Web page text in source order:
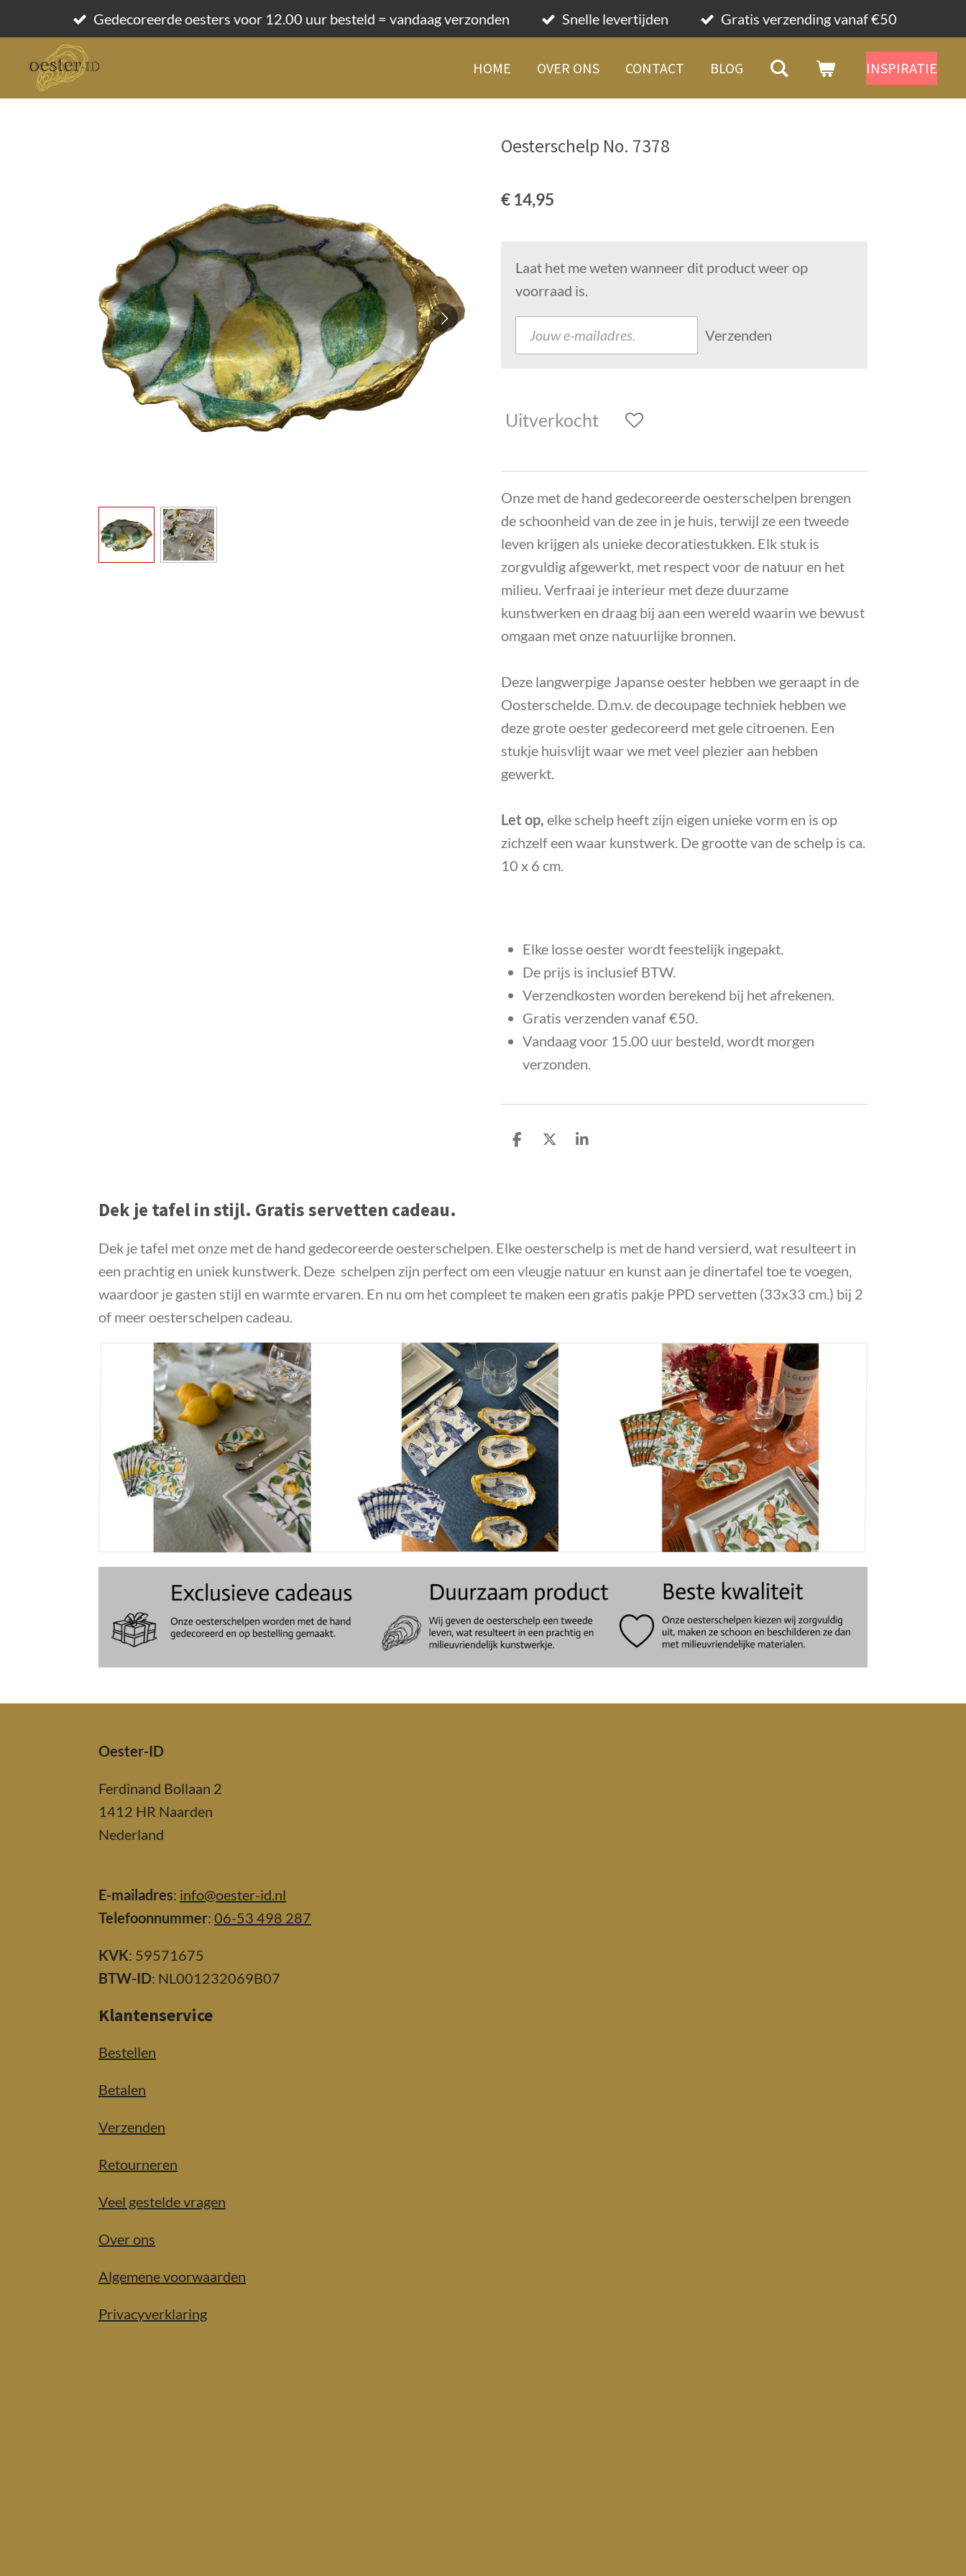
direct
naar
Gedecoreerde oesters voor 12.00 uur besteld = vandaag verzonden Snelle levertijden Gratis verzending vanaf €50
HOME OVER ONS CONTACT BLOG INSPIRATIE
Oesterschelp No. 7378
€ 14,95
Laat het me weten wanneer dit product weer op
voorraad is.
Verzenden
Uitverkocht
Onze met de hand gedecoreerde oesterschelpen brengen
de schoonheid van de zee in je huis, terwijl ze een tweede
leven krijgen als unieke decoratiestukken. Elk stuk is
zorgvuldig afgewerkt, met respect voor de natuur en het
milieu. Verfraai je interieur met deze duurzame
kunstwerken en draag bij aan een wereld waarin we bewust
omgaan met onze natuurlijke bronnen.
Deze langwerpige Japanse oester hebben we geraapt in de
Oosterschelde. D.m.v. de decoupage techniek hebben we
deze grote oester gedecoreerd met gele citroenen. Een
stukje huisvlijt waar we met veel plezier aan hebben
gewerkt.
Let op, elke schelp heeft zijn eigen unieke vorm en is op
zichzelf een waar kunstwerk. De grootte van de schelp is ca.
10 x 6 cm.
Elke losse oester wordt feestelijk ingepakt.
De prijs is inclusief BTW.
Verzendkosten worden berekend bij het afrekenen.
Gratis verzenden vanaf €50.
Vandaag voor 15.00 uur besteld, wordt morgen
verzonden.
D
D
S
Dek je tafel in stijl. Gratis servetten cadeau.
Dek je tafel met onze met de hand gedecoreerde oesterschelpen. Elke oesterschelp is met de hand versierd, wat resulteert in
een prachtig en uniek kunstwerk. Deze schelpen zijn perfect om een vleugje natuur en kunst aan je dinertafel toe te voegen,
waardoor je gasten stijl en warmte ervaren. En nu om het compleet te maken een gratis pakje PPD servetten (33x33 cm.) bij 2
of meer oesterschelpen cadeau.
Oester-ID
Ferdinand Bollaan 2
1412 HR Naarden
Nederland
E-mailadres: info@oester-id.nl
Telefoonnummer: 06-53 498 287
KVK: 59571675
BTW-ID: NL001232069B07
Klantenservice
Bestellen
Betalen
Verzenden
Retourneren
Veel gestelde vragen
Over ons
Algemene voorwaarden
Privacyverklaring